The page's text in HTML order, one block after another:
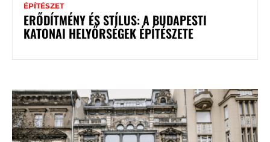
ÉPÍTÉSZET
ERŐDÍTMÉNY ÉS STÍLUS: A BUDAPESTI
KATONAI HELYŐRSÉGEK ÉPÍTÉSZETE